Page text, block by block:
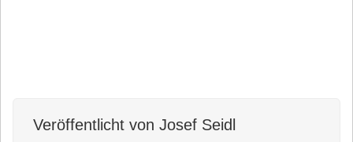
Veröffentlicht von Josef Seidl